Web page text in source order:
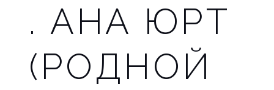
. АНА ЮРТ
(РОДНОЙ